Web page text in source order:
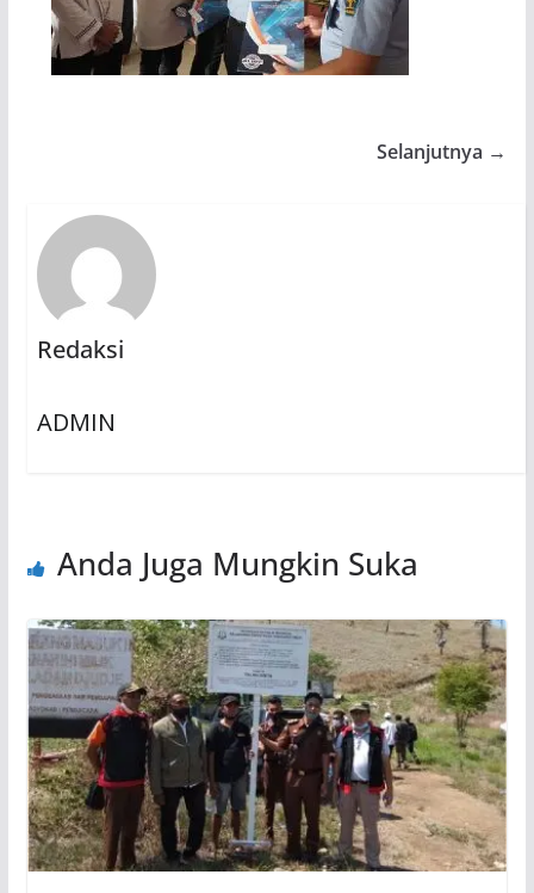
Selanjutnya →
Redaksi
ADMIN
Anda Juga Mungkin Suka